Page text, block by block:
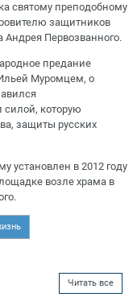
святому преподобному
защитников
Андрея Первозванного.
предание
Муромцем, о
которую
защиты русских
установлен в 2012 году
возле храма в
Читать все